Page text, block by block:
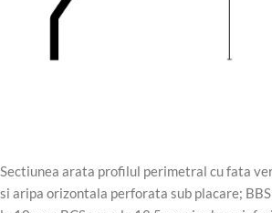
Sectiunea arata profilul perimetral cu fata
si aripa orizontala perforata sub placare;